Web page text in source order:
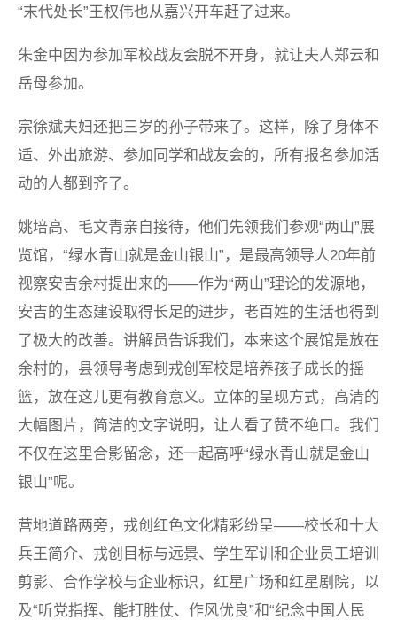
“末代处长”王权伟也从嘉兴开车赶了过来。
朱金中因为参加军校战友会脱不开身，就让夫人郑云和
岳母参加。
宗徐斌夫妇还把三岁的孙子带来了。这样，除了身体不
适、外出旅游、参加同学和战友会的，所有报名参加活
动的人都到齐了。
姚培高、毛文青亲自接待，他们先领我们参观“两山”展
览馆，“绿水青山就是金山银山”，是最高领导人20年前
视察安吉余村提出来的——作为“两山”理论的发源地，
安吉的生态建设取得长足的进步，老百姓的生活也得到
了极大的改善。讲解员告诉我们，本来这个展馆是放在
余村的，县领导考虑到戎创军校是培养孩子成长的摇
篮，放在这儿更有教育意义。立体的呈现方式，高清的
大幅图片，简洁的文字说明，让人看了赞不绝口。我们
不仅在这里合影留念，还一起高呼“绿水青山就是金山
银山”呢。
营地道路两旁，戎创红色文化精彩纷呈——校长和十大
兵王简介、戎创目标与远景、学生军训和企业员工培训
剪影、合作学校与企业标识，红星广场和红星剧院，以
及“听党指挥、能打胜仗、作风优良”和“纪念中国人民